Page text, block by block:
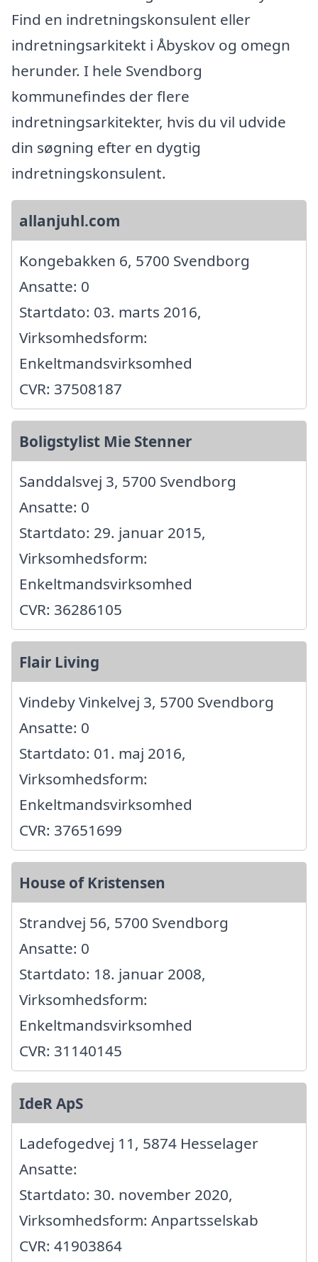
Find en indretningskonsulent eller
indretningsarkitekt i Åbyskov og omegn
herunder. I hele Svendborg
kommunefindes der flere
indretningsarkitekter, hvis du vil udvide
din søgning efter en dygtig
indretningskonsulent.
allanjuhl.com
Kongebakken 6, 5700 Svendborg
Ansatte: 0
Startdato: 03. marts 2016,
Virksomhedsform:
Enkeltmandsvirksomhed
CVR: 37508187
Boligstylist Mie Stenner
Sanddalsvej 3, 5700 Svendborg
Ansatte: 0
Startdato: 29. januar 2015,
Virksomhedsform:
Enkeltmandsvirksomhed
CVR: 36286105
Flair Living
Vindeby Vinkelvej 3, 5700 Svendborg
Ansatte: 0
Startdato: 01. maj 2016,
Virksomhedsform:
Enkeltmandsvirksomhed
CVR: 37651699
House of Kristensen
Strandvej 56, 5700 Svendborg
Ansatte: 0
Startdato: 18. januar 2008,
Virksomhedsform:
Enkeltmandsvirksomhed
CVR: 31140145
IdeR ApS
Ladefogedvej 11, 5874 Hesselager
Ansatte:
Startdato: 30. november 2020,
Virksomhedsform: Anpartsselskab
CVR: 41903864